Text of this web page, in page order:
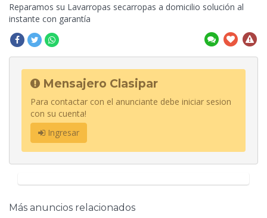
Reparamos su Lavarropas secarropas a domicilio solución al
instante con garantía
Mensajero Clasipar
Para contactar con el anunciante debe iniciar sesion
con su cuenta!
Ingresar
Más anuncios relacionados